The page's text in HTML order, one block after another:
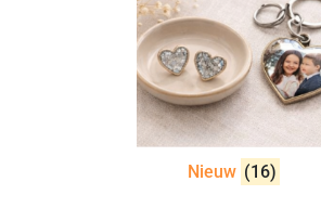
Nieuw (16)